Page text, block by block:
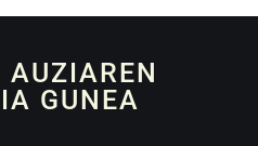
AUZIAREN
GUNEA